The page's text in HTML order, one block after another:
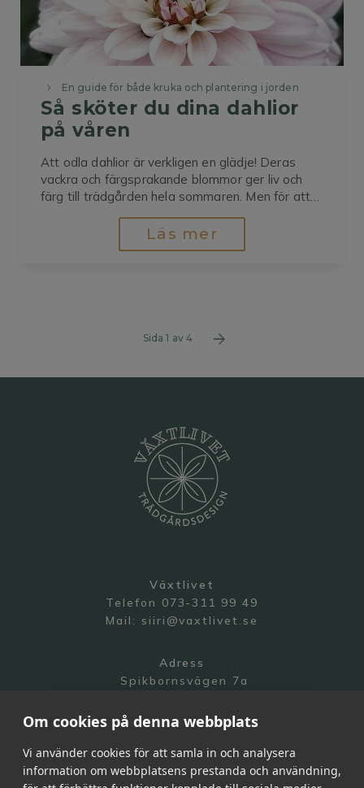
En guide för både kruka och plantering i jorden
Så sköter du dina dahlior
på våren
Att odla dahlior är verkligen en glädje! Deras
vackra och färgsprakande blommor ger liv och
färg till trädgården hela sommaren. Men för att
på våren. Här delar jag med mig av mina bästa
tips på hur du sköter dina dahlior...
Läs mer
Sida 1 av 4
Växtlivet
Telefon 073-311 99 49
Mail: siiri@vaxtlivet.se
Adress
Spikbornsvägen 7a
Om cookies på denna webbplats
Vi använder cookies för att samla in och analysera
information om webbplatsens prestanda och användning,